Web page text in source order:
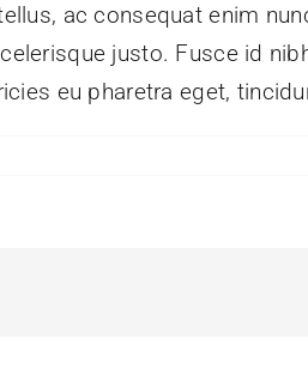
ac consequat enim
justo. Fusce id
eu pharetra eget,